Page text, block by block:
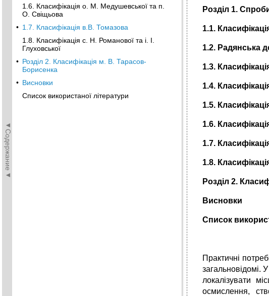
◄Содержание◄
1.6. Класифікація о. М. Медушевської та п.
О. Свіщьова
• 1.7. Класифікація в.В. Томазова
1.8. Класифікація с. Н. Романової та і. І.
Глуховської
• Розділ 2. Класифікація м. В. Тарасов-
Борисенка
• Висновки
Список використаної літератури
Розділ 1.
1.1.
1.2. Радянська
1.3.
1.4.
1.5.
1.6.
1.7.
1.8.
Розділ 2.
Висновки
Список
Практичні
загальновідомі.
локалізувати
осмислення,